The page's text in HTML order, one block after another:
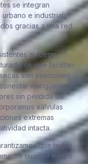
se integran
e industrial,
gracias a una red
al fuego
que facilitan
son esenciales
mangueras
sin pérdida de
válvulas
extremas
intacta.
que todos
cuando más lo